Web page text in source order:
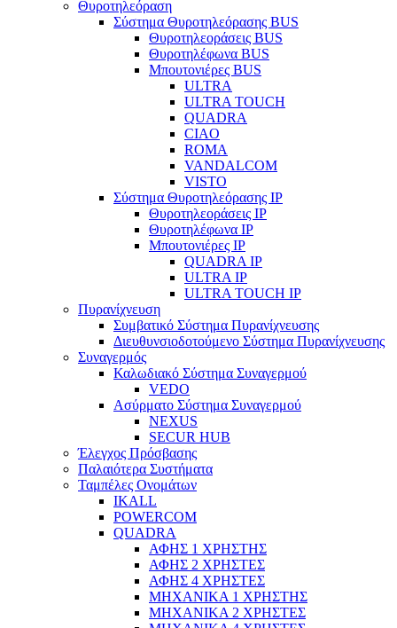
Θυροτηλεόραση
Σύστημα Θυροτηλεόρασης BUS
Θυροτηλεοράσεις BUS
Θυροτηλέφωνα BUS
Μπουτονιέρες BUS
ULTRA
ULTRA TOUCH
QUADRA
CIAO
ROMA
VANDALCOM
VISTO
Σύστημα Θυροτηλεόρασης IP
Θυροτηλεοράσεις IP
Θυροτηλέφωνα IP
Μπουτονιέρες IP
QUADRA IP
ULTRA IP
ULTRA TOUCH IP
Πυρανίχνευση
Συμβατικό Σύστημα Πυρανίχνευσης
Διευθυνσιοδοτούμενο Σύστημα Πυρανίχνευσης
Συναγερμός
Καλωδιακό Σύστημα Συναγερμού
VEDO
Ασύρματο Σύστημα Συναγερμού
NEXUS
SECUR HUB
Έλεγχος Πρόσβασης
Παλαιότερα Συστήματα
Ταμπέλες Ονομάτων
IKALL
POWERCOM
QUADRA
ΑΦΗΣ 1 ΧΡΗΣΤΗΣ
ΑΦΗΣ 2 ΧΡΗΣΤΕΣ
ΑΦΗΣ 4 ΧΡΗΣΤΕΣ
ΜΗΧΑΝΙΚΑ 1 ΧΡΗΣΤΗΣ
ΜΗΧΑΝΙΚΑ 2 ΧΡΗΣΤΕΣ